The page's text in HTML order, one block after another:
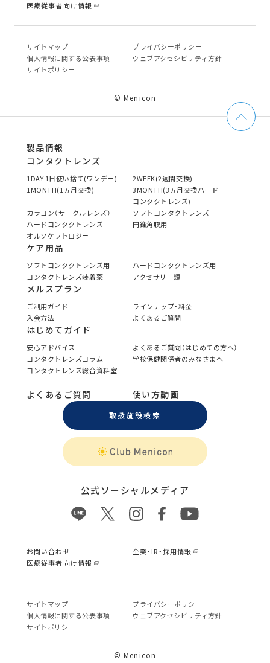
医療従事者向け情報
サイトマップ
プライバシーポリシー
個⼈情報に関する公表事項
ウェブアクセシビリティ方針
サイトポリシー
© Menicon
製品情報
コンタクトレンズ
1DAY 1日使い捨て(ワンデー)
2WEEK(2週間交換)
1MONTH(1ヵ月交換)
3MONTH(3ヵ月交換ハード
コンタクトレンズ)
カラコン（サークルレンズ）
ソフトコンタクトレンズ
ハードコンタクトレンズ
円錐角膜用
オルソケラトロジー
ケア用品
ソフトコンタクトレンズ用
ハードコンタクトレンズ用
コンタクトレンズ装着薬
アクセサリー類
メルスプラン
ご利用ガイド
ラインナップ・料金
入会方法
よくあるご質問
はじめてガイド
安心アドバイス
よくあるご質問（はじめての方へ）
コンタクトレンズコラム
学校保健関係者のみなさまへ
コンタクトレンズ総合資料室
よくあるご質問 使い方動画
取扱施設検索
公式ソーシャルメディア
お問い合わせ
企業・IR・採用情報
医療従事者向け情報
サイトマップ
プライバシーポリシー
個⼈情報に関する公表事項
ウェブアクセシビリティ方針
サイトポリシー
© Menicon